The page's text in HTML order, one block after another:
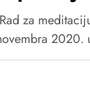
za
2020.